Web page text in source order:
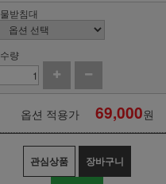
물받침대
수량
옵션 적용가 69,000원
관심상품 장바구니